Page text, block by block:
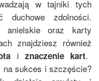
w tajniki tych
duchowe zdolności.
anielskie oraz karty
znajdziesz również
i znaczenie kart.
sukces i szczęście?